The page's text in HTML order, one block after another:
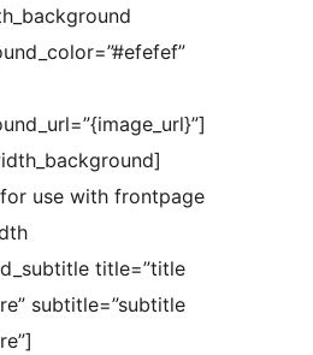
use with frontpage
title=”title
subtitle=”subtitle